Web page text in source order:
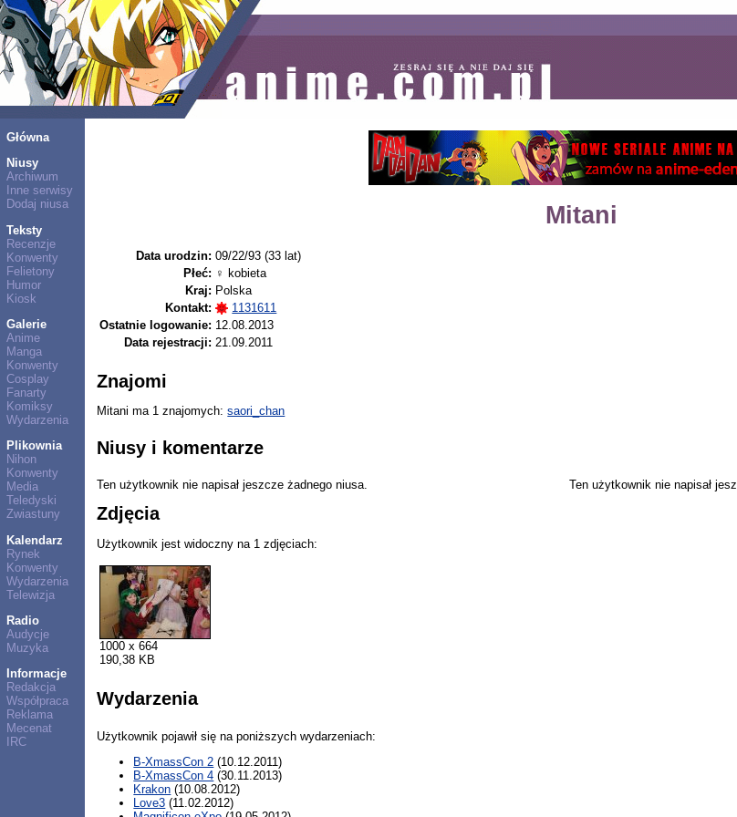
Główna
Niusy
Archiwum
Inne serwisy
Dodaj niusa
Teksty
Recenzje
Konwenty
Felietony
Humor
Kiosk
Galerie
Anime
Manga
Konwenty
Cosplay
Fanarty
Komiksy
Wydarzenia
Plikownia
Nihon
Konwenty
Media
Teledyski
Zwiastuny
Kalendarz
Rynek
Konwenty
Wydarzenia
Telewizja
Radio
Audycje
Muzyka
Informacje
Redakcja
Współpraca
Reklama
Mecenat
IRC
Mitani
Data urodzin: 09/22/93 (33 lat)
Płeć: ♀ kobieta
Kraj: Polska
Kontakt:
1131611
Ostatnie logowanie: 12.08.2013
Data rejestracji: 21.09.2011
Znajomi
Mitani ma 1 znajomych:saori_chan
Niusy i komentarze
Ten użytkownik nie napisał jeszcze żadnego niusa. Ten użytkownik nie napisał
Zdjęcia
Użytkownik jest widoczny na 1 zdjęciach:
1000 x 664
190,38 KB
Wydarzenia
Użytkownik pojawił się na poniższych wydarzeniach:
B-XmassCon 2 (10.12.2011)
B-XmassCon 4 (30.11.2013)
Krakon (10.08.2012)
Love3 (11.02.2012)